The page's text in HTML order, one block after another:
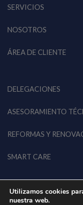
SERVICIOS
NOSOTROS
ÁREA DE CLIENTE
DELEGACIONES
ASESORAMIENTO
REFORMAS Y
SMART CARE
Utilizamos cookies
nuestra web.